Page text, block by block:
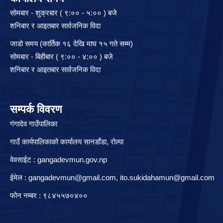
सोमबार - शुक्रबार ( ९:०० - ५:०० ) बजे
शनिबार र आइतबार सार्वजनिक विदा
जाडो समय (कार्तिक १६ देखि माघ १५ गते सम्म)
सोमबार - बिहीबार ( ९:०० - ४:०० ) बजे
शनिबार र आइतबार सार्वजनिक विदा
सम्पर्क विवरण
गंगादेव गाउँपालिका
गाउँ कार्यपालिकाको कार्यालय सानडाँडा, रो‍‍ल्पा
वेवसाईट : gangadevmun.gov.np
ईमेल : gangadevmun@gmail.com, ito.sukidahamun@gmail.com
फोन नम्बर : ९८४५५७०४००